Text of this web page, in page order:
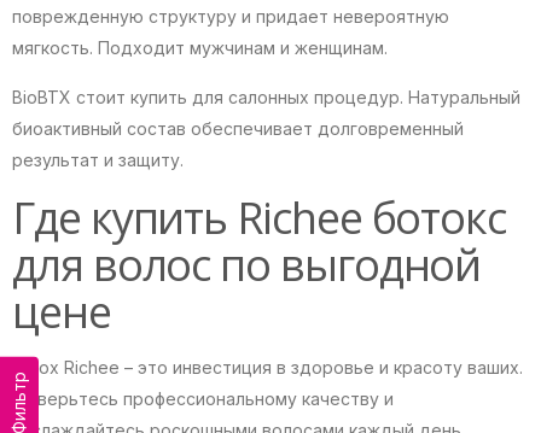
Фильтр
поврежденную структуру и придает невероятную
мягкость. Подходит мужчинам и женщинам.
BioBTX стоит купить для салонных процедур. Натуральный
биоактивный состав обеспечивает долговременный
результат и защиту.
Где купить Richee ботокс
для волос по выгодной
цене
Botox Richee – это инвестиция в здоровье и красоту ваших.
Доверьтесь профессиональному качеству и